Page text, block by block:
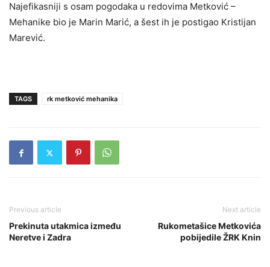
Najefikasniji s osam pogodaka u redovima Metković –
Mehanike bio je Marin Marić, a šest ih je postigao Kristijan
Marević.
TAGS rk metković mehanika
Previous article
Prekinuta utakmica između
Neretve i Zadra
Next article
Rukometašice Metkovića
pobijedile ŽRK Knin